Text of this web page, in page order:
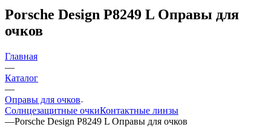
Porsche Design P8249 L Оправы для
очков
Главная
—
Каталог
—
Оправы для очков
Солнцезащитные очкиКонтактные линзы
—Porsche Design P8249 L Оправы для очков